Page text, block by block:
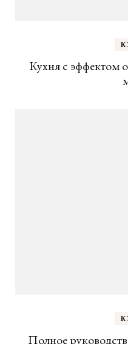
Кухня с эффектом
Полное